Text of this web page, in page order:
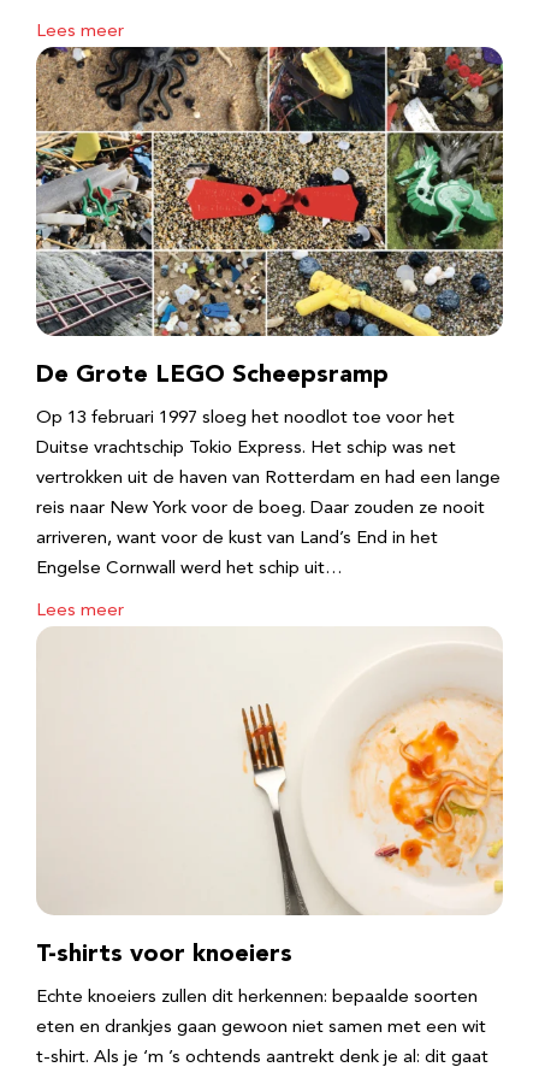
Lees meer
De Grote LEGO Scheepsramp
Op 13 februari 1997 sloeg het noodlot toe voor het
Duitse vrachtschip Tokio Express. Het schip was net
vertrokken uit de haven van Rotterdam en had een lange
reis naar New York voor de boeg. Daar zouden ze nooit
arriveren, want voor de kust van Land’s End in het
Engelse Cornwall werd het schip uit…
Lees meer
T-shirts voor knoeiers
Echte knoeiers zullen dit herkennen: bepaalde soorten
eten en drankjes gaan gewoon niet samen met een wit
t-shirt. Als je ‘m ’s ochtends aantrekt denk je al: dit gaat